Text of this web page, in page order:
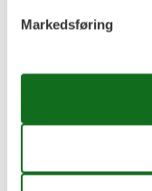
Terrasse, 5
Terrasse,
Afstande fra
Markedsføring